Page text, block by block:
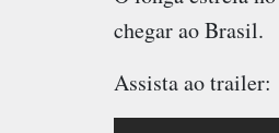
chegar ao Brasil.
Assista ao trailer: